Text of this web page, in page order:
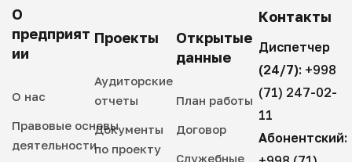
О
предприят
ии
О нас
Правовые основы
деятельности
Проекты
Аудиторские
отчеты
Документы
по проекту
Открытые
данные
План работы
Договор
Служебные
Контакты
Диспетчер
(24/7): +998
(71) 247-02-
11
Абонентский: